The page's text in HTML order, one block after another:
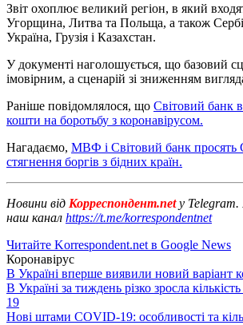
Звіт охоплює великий регіон, в який
Угорщина, Литва та Польща, а також
Україна, Грузія і Казахстан.
У документі наголошується, що базовий
імовірним, а сценарій зі зниженням
Раніше повідомлялося, що Світовий банк
кошти на боротьбу з коронавірусом.
Нагадаємо, МВФ і Світовий банк просять
стягнення боргів з бідних країн.
Новини від Корреспондент.net у Telegram.
наш канал https://t.me/korrespondentnet
Читайте Korrespondent.net в Google News
Коронавірус
В Україні вперше виявили новий варіант
В Україні за тиждень різко зросла
19
Нові штами COVID-19: особливості та